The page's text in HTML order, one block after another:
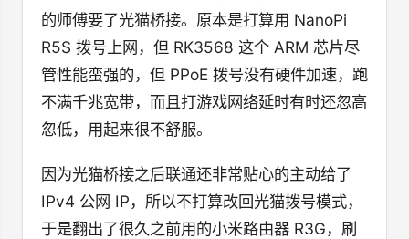
的师傅要了光猫桥接。原本是打算用 NanoPi
R5S 拨号上网，但 RK3568 这个 ARM 芯片尽
管性能蛮强的，但 PPoE 拨号没有硬件加速，跑
不满千兆宽带，而且打游戏网络延时有时还忽高
忽低，用起来很不舒服。
因为光猫桥接之后联通还非常贴心的主动给了
IPv4 公网 IP，所以不打算改回光猫拨号模式，
于是翻出了很久之前用的小米路由器 R3G，刷